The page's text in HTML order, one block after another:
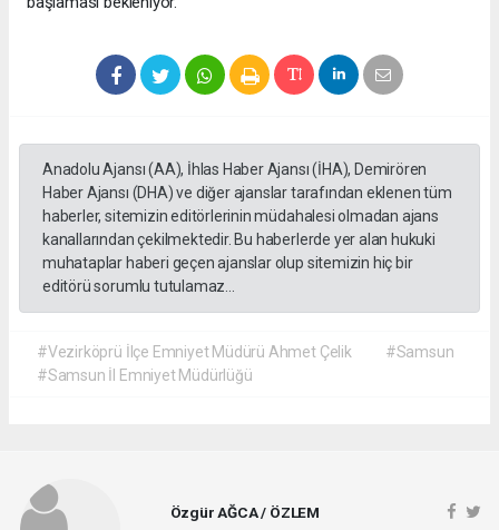
Anadolu Ajansı (AA), İhlas Haber Ajansı (İHA), Demirören
Haber Ajansı (DHA) ve diğer ajanslar tarafından eklenen tüm
haberler, sitemizin editörlerinin müdahalesi olmadan ajans
kanallarından çekilmektedir. Bu haberlerde yer alan hukuki
muhataplar haberi geçen ajanslar olup sitemizin hiç bir
editörü sorumlu tutulamaz...
#Vezirköprü İlçe Emniyet Müdürü Ahmet Çelik
#Samsun
#Samsun İl Emniyet Müdürlüğü
Özgür AĞCA / ÖZLEM